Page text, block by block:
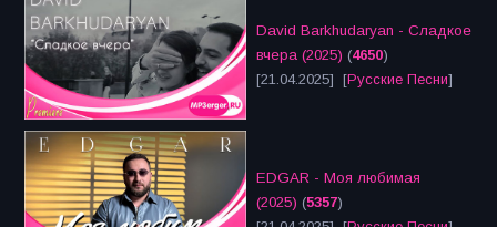
David Barkhudaryan - Сладкое
вчера (2025) (4650)
[21.04.2025] [Русские Песни]
EDGAR - Моя любимая
(2025) (5357)